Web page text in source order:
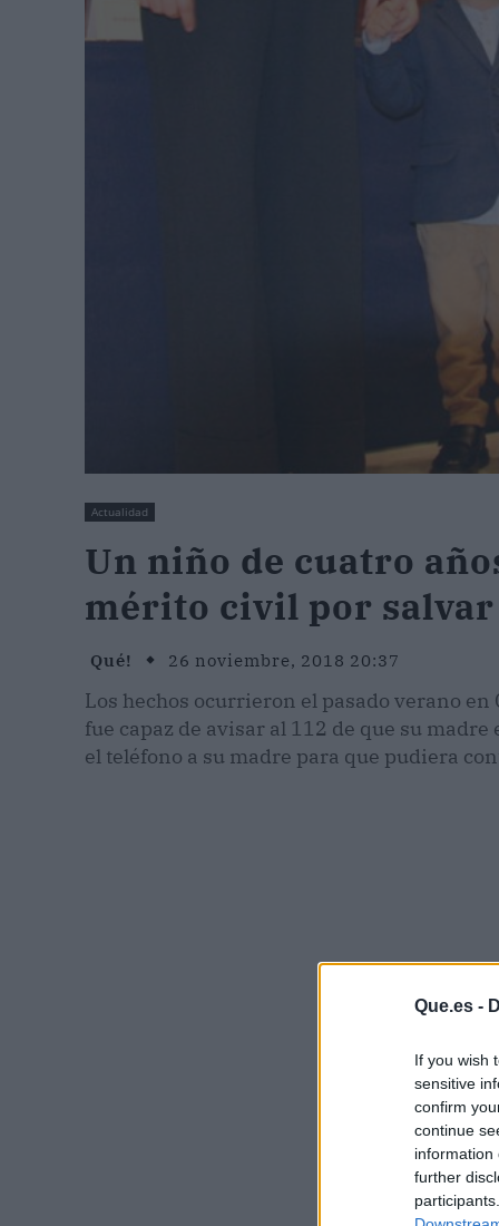
Que.es -
If you wish
sensitive
confirm
continue
information
further
Actualidad
Un niño de cuatro
mérito civil por salvar
Qué! 26 noviembre, 2018 20:37
Los hechos ocurrieron el pasado verano
fue capaz de avisar al 112 de que su
el teléfono a su madre para que pudiera